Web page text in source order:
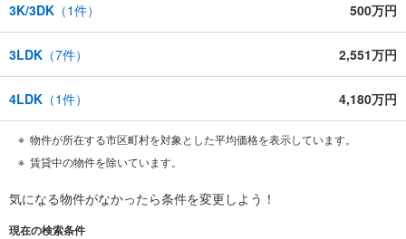
3K/3DK （1件） 500万円
3LDK （7件） 2,551万円
4LDK （1件） 4,180万円
物件が所在する市区町村を対象とした平均価格を表示しています。
賃貸中の物件を除いています。
気になる物件がなかったら条件を変更しよう！
現在の検索条件